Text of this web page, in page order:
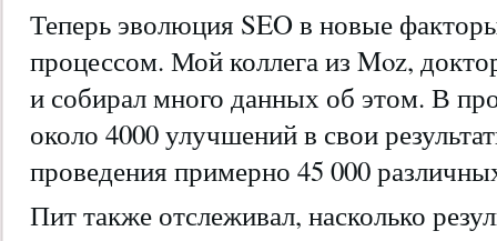
Теперь эволюция SEO в новые
процессом. Мой коллега из Moz,
и собирал много данных об этом. В
около 4000 улучшений в свои
проведения примерно 45 000
Пит также отслеживал, насколько